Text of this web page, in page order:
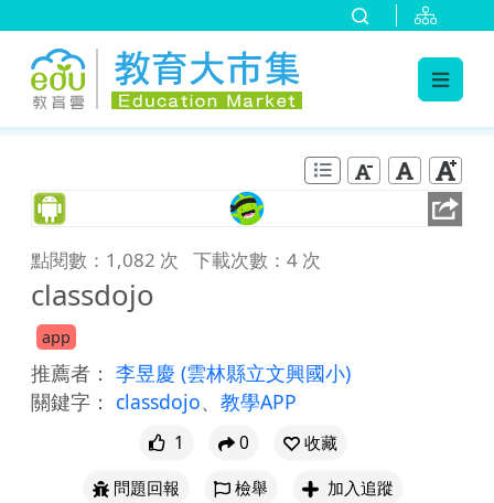
點閱數：1,082 次 下載次數：4 次
classdojo
app
推薦者： 李昱慶 (雲林縣立文興國小)
關鍵字： classdojo、 教學APP
1 0
收藏
問題回報
檢舉 加入追蹤